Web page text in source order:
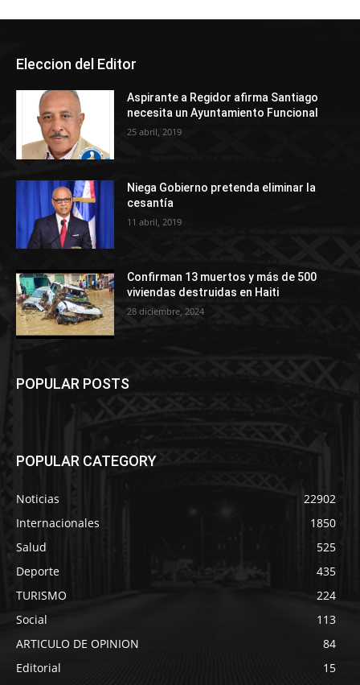
Eleccion del Editor
Aspirante a Regidor afirma Santiago
necesita un Ayuntamiento Funcional
25 abril, 2019
Niega Gobierno pretenda eliminar la
cesantía
11 abril, 2019
Confirman 13 muertos y más de 500
viviendas destruidas en Haiti
28 diciembre, 2024
POPULAR POSTS
POPULAR CATEGORY
Noticias
22902
Internacionales
1850
Salud
525
Deporte
435
TURISMO
224
Social
113
ARTICULO DE OPINION
84
Editorial
15